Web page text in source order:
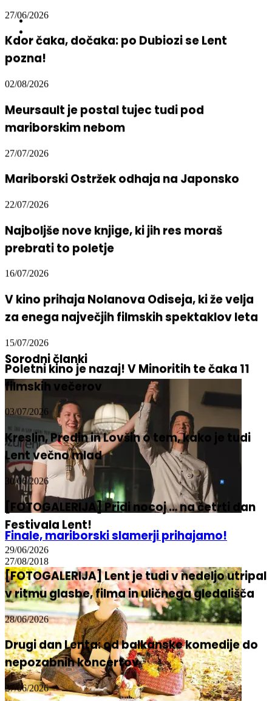
27/06/2026
Kdor čaka, dočaka: po Dubiozi se Lent
pozna!
02/08/2026
Meursault je postal tujec tudi pod
mariborskim nebom
27/07/2026
Mariborski Ostržek odhaja na Japonsko
22/07/2026
Najboljše nove knjige, ki jih res moraš
prebrati to poletje
16/07/2026
V kino prihaja Nolanova Odiseja, ki že velja
za enega največjih filmskih spektaklov leta
15/07/2026
Poletni kino je nazaj! V Minoritih te čaka 11
filmskih večerov
03/07/2026
Kreslin, Predin in Lovšin o tem, kako je tudi
Lent večno mlad
30/06/2026
[FOTOGALERIJA] Pridi nocoj … na četrti dan
Festivala Lent!
29/06/2026
[FOTOGALERIJA] Lent je tudi v nedeljo utripal
v ritmu glasbe, filma in uličnega gledališča
28/06/2026
Drugi dan Lenta: od balkanske komedije do
nepozabnih koncertov
27/06/2026
Sorodni članki
Finale, mariborski slamerji prihajamo!
27/08/2018